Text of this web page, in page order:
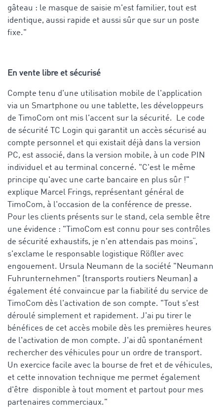
gâteau : le masque de saisie m'est familier, tout est
identique, aussi rapide et aussi sûr que sur un poste
fixe."
En vente libre et sécurisé
Compte tenu d'une utilisation mobile de l'application
via un Smartphone ou une tablette, les développeurs
de TimoCom ont mis l'accent sur la sécurité. Le code
de sécurité TC Login qui garantit un accès sécurisé au
compte personnel et qui existait déjà dans la version
PC, est associé, dans la version mobile, à un code PIN
individuel et au terminal concerné. "C'est le même
principe qu'avec une carte bancaire en plus sûr !"
explique Marcel Frings, représentant général de
TimoCom, à l'occasion de la conférence de presse.
Pour les clients présents sur le stand, cela semble être
une évidence : "TimoCom est connu pour ses contrôles
de sécurité exhaustifs, je n'en attendais pas moins“,
s'exclame le responsable logistique Rößler avec
engouement. Ursula Neumann de la société "Neumann
Fuhrunternehmen" (transports routiers Neuman) a
également été convaincue par la fiabilité du service de
TimoCom dès l'activation de son compte. "Tout s'est
déroulé simplement et rapidement. J'ai pu tirer le
bénéfices de cet accès mobile dès les premières heures
de l'activation de mon compte. J'ai dû spontanément
rechercher des véhicules pour un ordre de transport.
Un exercice facile avec la bourse de fret et de véhicules,
et cette innovation technique me permet également
d'être disponible à tout moment et partout pour mes
partenaires commerciaux."